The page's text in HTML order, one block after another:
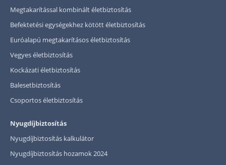
Megtakarítással kombinált életbiztosítás
Befektetési egységekhez kötött életbiztosítás
Euróalapú megtakarításos életbiztosítás
Vegyes életbiztosítás
Kockázati életbiztosítás
Balesetbiztosítás
Csoportos életbiztosítás
Nyugdíjbiztosítás
Nyugdíjbiztosítás kalkulátor
Nyugdíjbiztosítás hozamok 2024